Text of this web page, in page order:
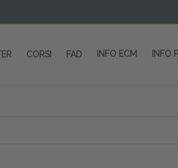
CORSI FAD INFO ECM INFO